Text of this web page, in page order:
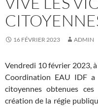
16 FÉVRIER 2023 ADMIN
Vendredi 10 février 2023,
Coordination EAU IDF a
citoyennes obtenues
création de la régie